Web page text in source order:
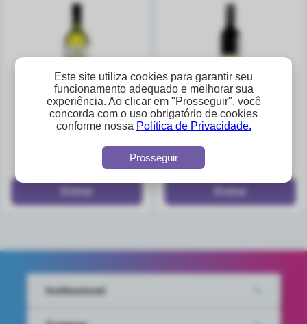
Este site utiliza cookies para garantir seu
funcionamento adequado e melhorar sua
experiência. Ao clicar em "Prosseguir", você
concorda com o uso obrigatório de cookies
conforme nossa Política de Privacidade.
Prosseguir
collina 750ml
R$15,72
vinho reservado merlot
750ml 12x750ml
R$231,92
Institucional